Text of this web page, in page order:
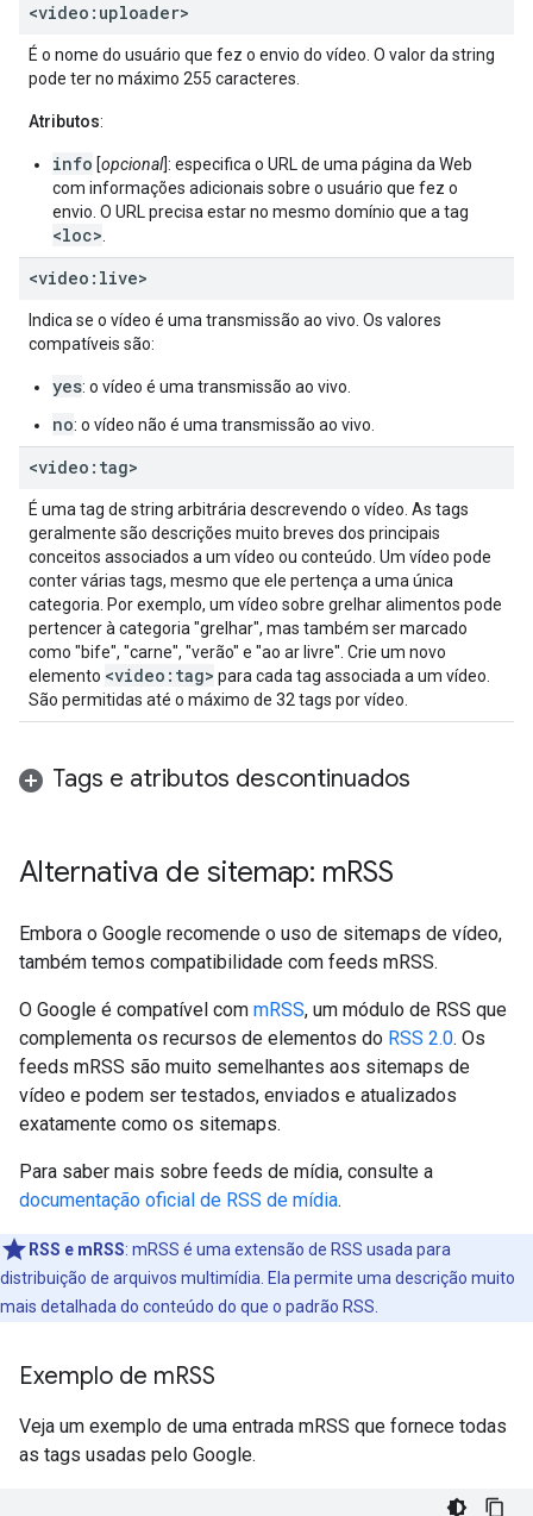
<video:uploader>
É o nome do usuário que fez o envio do vídeo. O valor da string
pode ter no máximo 255 caracteres.
Atributos:
info [opcional]: especifica o URL de uma página da Web
com informações adicionais sobre o usuário que fez o
envio. O URL precisa estar no mesmo domínio que a tag
<loc>
<video:live>
Indica se o vídeo é uma transmissão ao vivo. Os valores
compatíveis são:
yes: o vídeo é uma transmissão ao vivo.
no: o vídeo não é uma transmissão ao vivo.
<video:tag>
É uma tag de string arbitrária descrevendo o vídeo. As tags
geralmente são descrições muito breves dos principais
conceitos associados a um vídeo ou conteúdo. Um vídeo pode
conter várias tags, mesmo que ele pertença a uma única
categoria. Por exemplo, um vídeo sobre grelhar alimentos pode
pertencer à categoria "grelhar", mas também ser marcado
como "bife", "carne", "verão" e "ao ar livre". Crie um novo
elemento <video:tag> para cada tag associada a um vídeo.
São permitidas até o máximo de 32 tags por vídeo.
Tags e atributos descontinuados
Alternativa de sitemap: mRSS
Embora o Google recomende o uso de sitemaps de vídeo,
também temos compatibilidade com feeds mRSS.
O Google é compatível com mRSS, um módulo de RSS que
complementa os recursos de elementos do RSS 2.0. Os
feeds mRSS são muito semelhantes aos sitemaps de
vídeo e podem ser testados, enviados e atualizados
exatamente como os sitemaps.
Para saber mais sobre feeds de mídia, consulte a
documentação oficial de RSS de mídia.
RSS e mRSS: mRSS é uma extensão de RSS usada para
distribuição de arquivos multimídia. Ela permite uma descrição muito
mais detalhada do conteúdo do que o padrão RSS.
Exemplo de mRSS
Veja um exemplo de uma entrada mRSS que fornece todas
as tags usadas pelo Google.